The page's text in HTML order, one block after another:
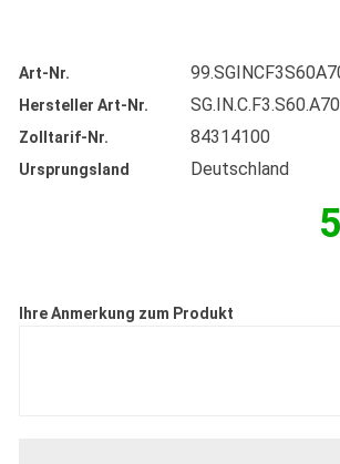
Art-Nr.
Hersteller Art-Nr.
Zolltarif-Nr. 84314100
Ursprungsland Deutschland
Ihre Anmerkung zum Produkt